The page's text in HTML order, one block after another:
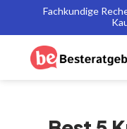
Fachkundige